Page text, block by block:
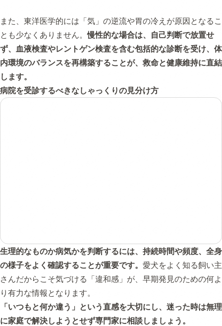
また、東洋医学的には「気」の逆流や胃の冷えが原因となるこ
とも少なくありません。慢性的な場合は、自己判断で放置せ
ず、血液検査やレントゲン検査を含む包括的な診断を受け、体
内環境のバランスを再構築することが、救命と健康維持に直結
します。
病院を受診するべきなしゃっくりの見分け方
生理的なものか病気かを判断するには、持続時間や頻度、全身
の様子をよく確認することが重要です。 愛犬をよく知る飼い主
さんだからこそ気づける「違和感」が、早期発見のための何よ
り有力な情報となります。
「いつもと何か違う」という直感を大切にし、迷った時は無理
に家庭で解決しようとせず専門家に相談しましょう。